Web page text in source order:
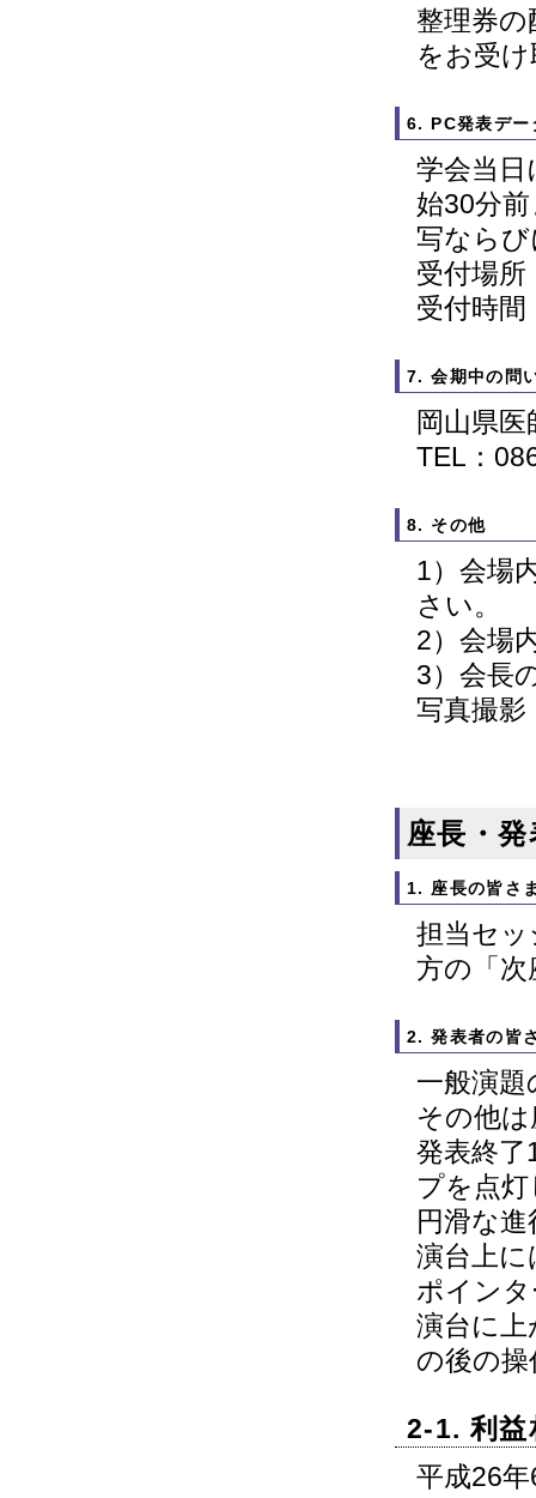
整理券
をお受
6. PC発表デー
学会当
始30分
写なら
受付場所
受付時間
7. 会期中の問
岡山県
TEL：
8. その他
1）会場
さい。
2）会場
3）会長
写真撮
座長・
1. 座長の皆さ
担当セ
方の「
2. 発表者の皆
一般演
その他
発表終了
プを点
円滑な
演台上
ポイン
演台に
の後の
2-1. 利益
平成26